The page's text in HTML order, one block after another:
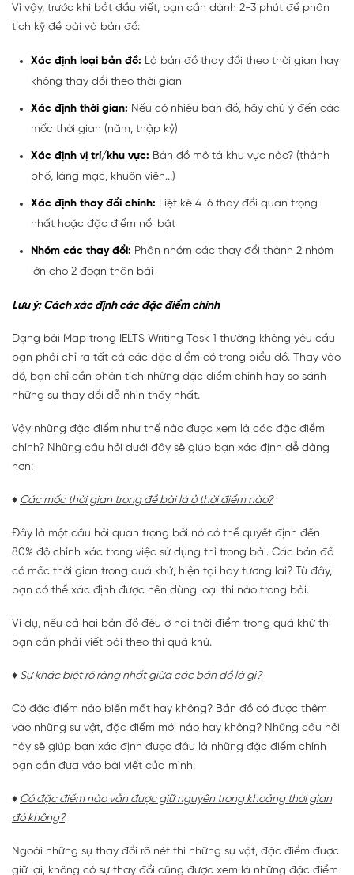
Vì vậy, trước khi bắt đầu viết, bạn cần dành 2-3 phút để phân
tích kỹ đề bài và bản đồ:
Xác định loại bản đồ: Là bản đồ thay đổi theo thời gian hay
không thay đổi theo thời gian
Xác định thời gian: Nếu có nhiều bản đồ, hãy chú ý đến các
mốc thời gian (năm, thập kỷ)
Xác định vị trí/khu vực: Bản đồ mô tả khu vực nào? (thành
phố, làng mạc, khuôn viên...)
Xác định thay đổi chính: Liệt kê 4-6 thay đổi quan trọng
nhất hoặc đặc điểm nổi bật
Nhóm các thay đổi: Phân nhóm các thay đổi thành 2 nhóm
lớn cho 2 đoạn thân bài
Lưu ý: Cách xác định các đặc điểm chính
Dạng bài Map trong IELTS Writing Task 1 thường không yêu cầu
bạn phải chỉ ra tất cả các đặc điểm có trong biểu đồ. Thay vào
đó, bạn chỉ cần phân tích những đặc điểm chính hay so sánh
những sự thay đổi dễ nhìn thấy nhất.
Vậy những đặc điểm như thế nào được xem là các đặc điểm
chính? Những câu hỏi dưới đây sẽ giúp bạn xác định dễ dàng
hơn:
♦ Các mốc thời gian trong đề bài là ở thời điểm nào?
Đây là một câu hỏi quan trọng bởi nó có thể quyết định đến
80% độ chính xác trong việc sử dụng thì trong bài. Các bản đồ
có mốc thời gian trong quá khứ, hiện tại hay tương lai? Từ đây,
bạn có thể xác định được nên dùng loại thì nào trong bài.
Ví dụ, nếu cả hai bản đồ đều ở hai thời điểm trong quá khứ thì
bạn cần phải viết bài theo thì quá khứ.
♦ Sự khác biệt rõ ràng nhất giữa các bản đồ là gì?
Có đặc điểm nào biến mất hay không? Bản đồ có được thêm
vào những sự vật, đặc điểm mới nào hay không? Những câu hỏi
này sẽ giúp bạn xác định được đâu là những đặc điểm chính
bạn cần đưa vào bài viết của mình.
♦ Có đặc điểm nào vẫn được giữ nguyên trong khoảng thời gian
đó không?
Ngoài những sự thay đổi rõ nét thì những sự vật, đặc điểm được
giữ lại, không có sự thay đổi cũng được xem là những đặc điểm